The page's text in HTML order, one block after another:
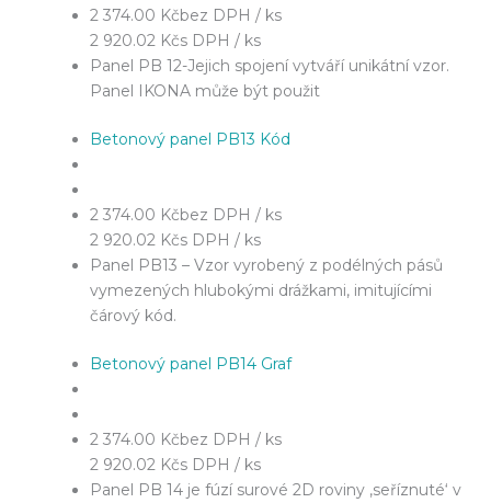
2 374.00 Kčbez DPH / ks
2 920.02 Kčs DPH / ks
Panel PB 12-Jejich spojení vytváří unikátní vzor.
Panel IKONA může být použit
Betonový panel PB13 Kód
2 374.00 Kčbez DPH / ks
2 920.02 Kčs DPH / ks
Panel PB13 – Vzor vyrobený z podélných pásů
vymezených hlubokými drážkami, imitujícími
čárový kód.
Betonový panel PB14 Graf
2 374.00 Kčbez DPH / ks
2 920.02 Kčs DPH / ks
Panel PB 14 je fúzí surové 2D roviny ‚seříznuté‘ v